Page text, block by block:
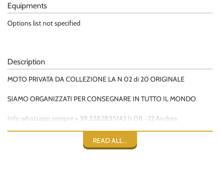
Equipments
Options list not specified
Description
MOTO PRIVATA DA COLLEZIONE LA N 02 di 20 ORIGINALE
SIAMO ORGANIZZATI PER CONSEGNARE IN TUTTO IL MONDO
Info whatsapp sempre + 39 3282835143 h 08 -22 Andrea
Per celebrare il 20° anniversario della sua rivoluzionaria moto, tre
READ ALL...